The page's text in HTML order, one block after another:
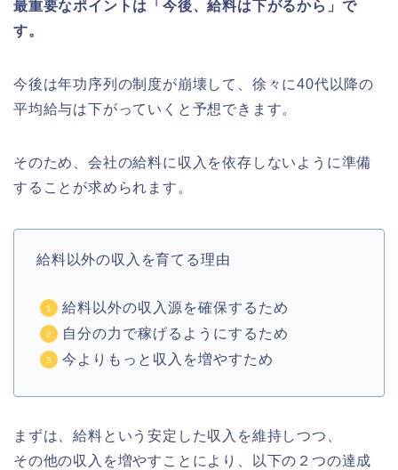
最重要なポイントは「今後、給料は下がるから」で
す。
今後は年功序列の制度が崩壊して、徐々に40代以降の
平均給与は下がっていくと予想できます。
そのため、会社の給料に収入を依存しないように準備
することが求められます。
給料以外の収入を育てる理由
給料以外の収入源を確保するため
自分の力で稼げるようにするため
今よりもっと収入を増やすため
まずは、給料という安定した収入を維持しつつ、
その他の収入を増やすことにより、以下の２つの達成